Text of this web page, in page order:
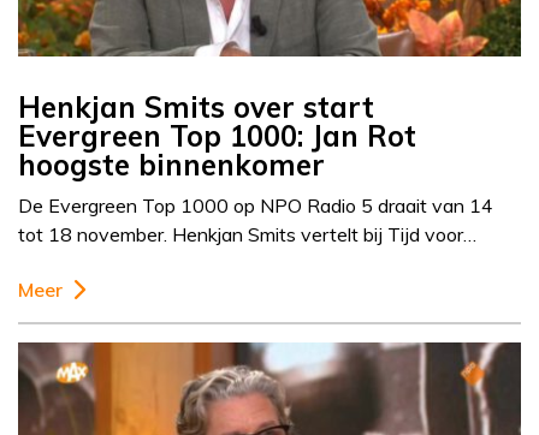
Henkjan Smits over start
Evergreen Top 1000: Jan Rot
hoogste binnenkomer
De Evergreen Top 1000 op NPO Radio 5 draait van 14
tot 18 november. Henkjan Smits vertelt bij Tijd voor…
Meer